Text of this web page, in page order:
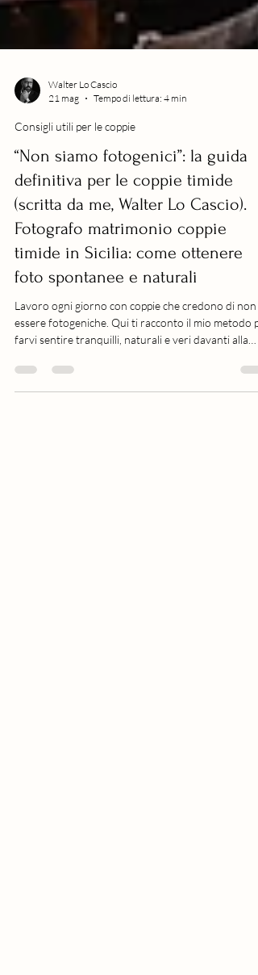
Walter Lo Cascio
21 mag
Tempo di lettura: 4 min
Consigli utili per le coppie
“Non siamo fotogenici”: la guida
definitiva per le coppie timide
(scritta da me, Walter Lo Cascio).
Fotografo matrimonio coppie
timide in Sicilia: come ottenere
foto spontanee e naturali
Lavoro ogni giorno con coppie che credono di non
farvi sentire tranquilli, naturali e veri davanti alla
fotocamera.